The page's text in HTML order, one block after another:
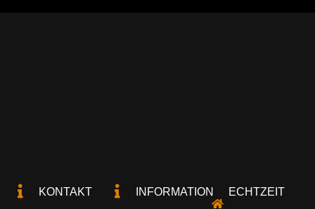
KONTAKT INFORMATION ECHTZEIT